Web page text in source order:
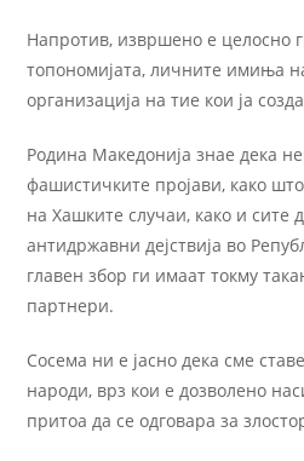
Напротив, извршено е целосно
топономијата, личните имиња
организација на тие кои ја
Родина Македонија знае дека
фашистичките пројави, како
на Хашките случаи, како и сите
антидржавни дејствија во
главен збор ги имаат токму
партнери.
Сосема ни е јасно дека сме
народи, врз кои е дозволено
притоа да се одговара за